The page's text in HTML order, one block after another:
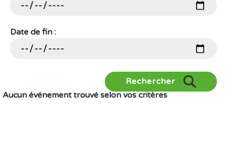
Date de fin :
Rechercher
Aucun événement trouvé selon vos critères